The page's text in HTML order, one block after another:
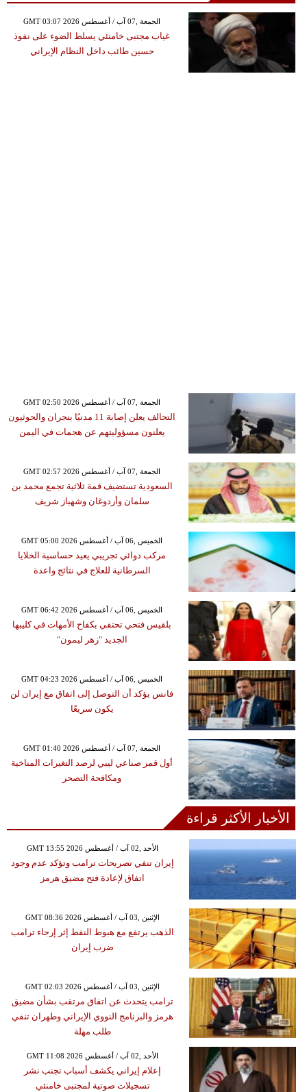
GMT 03:07 2026 الجمعة ,07 آب / أغسطس
غياب مجتبى خامنئي يسلط الضوء على نفوذ
حسين طائب داخل النظام الإيراني
GMT 02:50 2026 الجمعة ,07 آب / أغسطس
التحالف يعلن إصابة 11 مدنيًا بنجران والحوثيون
يعلنون مسؤوليتهم عن هجمات في اليمن
GMT 02:57 2026 الجمعة ,07 آب / أغسطس
السعودية تستضيف قمة ثلاثية تجمع محمد بن
سلمان وأردوغان وشهباز شريف
GMT 05:00 2026 الخميس ,06 آب / أغسطس
مركب دوائي تجريبي يعيد حساسية الخلايا
السرطانية للعلاج في نتائج واعدة
GMT 06:42 2026 الخميس ,06 آب / أغسطس
بلقيس فتحي تحتفي بكفاح الأمهات في كليبها
الجديد "زهر ليمون"
GMT 04:23 2026 الخميس ,06 آب / أغسطس
فانس يؤكد أن التوصل إلى اتفاق مع إيران لن
يكون سريعًا
GMT 01:40 2026 الجمعة ,07 آب / أغسطس
أول قمر صناعي ليبي لرصد التغيرات المناخية
ومكافحة التصحر
الأخبار الأكثر قراءة
GMT 13:55 2026 الأحد ,02 آب / أغسطس
إيران تنفي تصريحات ترامب وتؤكد عدم وجود
اتفاق لإعادة فتح مضيق هرمز
GMT 08:36 2026 الإثنين ,03 آب / أغسطس
الذهب يرتفع مع هبوط النفط إثر إرجاء ترامب
ضرب إيران
GMT 02:03 2026 الإثنين ,03 آب / أغسطس
ترامب يتحدث عن اتفاق مرتقب بشأن مضيق
هرمز والبرنامج النووي الإيراني وطهران تنفي
طلب مهلة
GMT 11:08 2026 الأحد ,02 آب / أغسطس
إعلام إيراني يكشف أسباب تجنب نشر
تسجيلات صوتية لمجتبى خامنئي